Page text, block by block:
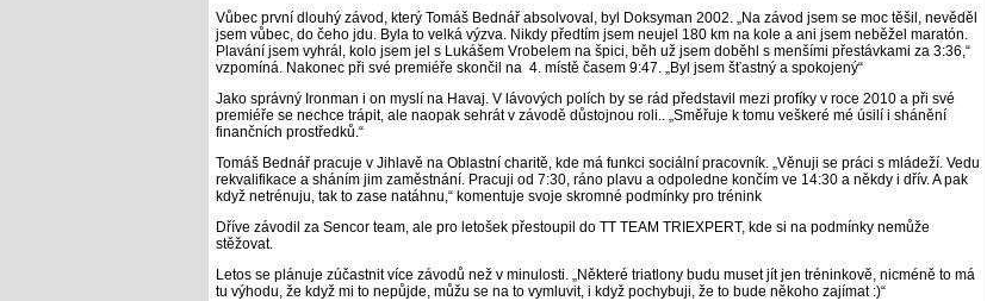
Vůbec první dlouhý závod, který Tomáš Bednář absolvoval, byl Doksyman 2002. „Na závod jsem se moc těšil, nevěděl
jsem vůbec, do čeho jdu. Byla to velká výzva. Nikdy předtím jsem neujel 180 km na kole a ani jsem neběžel maratón.
Plavání jsem vyhrál, kolo jsem jel s Lukášem Vrobelem na špici, běh už jsem doběhl s menšími přestávkami za 3:36,“
vzpomíná. Nakonec při své premiéře skončil na 4. místě časem 9:47. „Byl jsem šťastný a spokojený“
Jako správný Ironman i on myslí na Havaj. V lávových polích by se rád představil mezi profíky v roce 2010 a při své
premiéře se nechce trápit, ale naopak sehrát v závodě důstojnou roli.. „Směřuje k tomu veškeré mé úsilí i shánění
finančních prostředků.“
Tomáš Bednář pracuje v Jihlavě na Oblastní charitě, kde má funkci sociální pracovník. „Věnuji se práci s mládeží. Vedu
rekvalifikace a sháním jim zaměstnání. Pracuji od 7:30, ráno plavu a odpoledne končím ve 14:30 a někdy i dřív. A pak
když netrénuju, tak to zase natáhnu,“ komentuje svoje skromné podmínky pro trénink
Dříve závodil za Sencor team, ale pro letošek přestoupil do TT TEAM TRIEXPERT, kde si na podmínky nemůže
stěžovat.
Letos se plánuje zúčastnit více závodů než v minulosti. „Některé triatlony budu muset jít jen tréninkově, nicméně to má
tu výhodu, že když mi to nepůjde, můžu se na to vymluvit, i když pochybuji, že to bude někoho zajímat :)“